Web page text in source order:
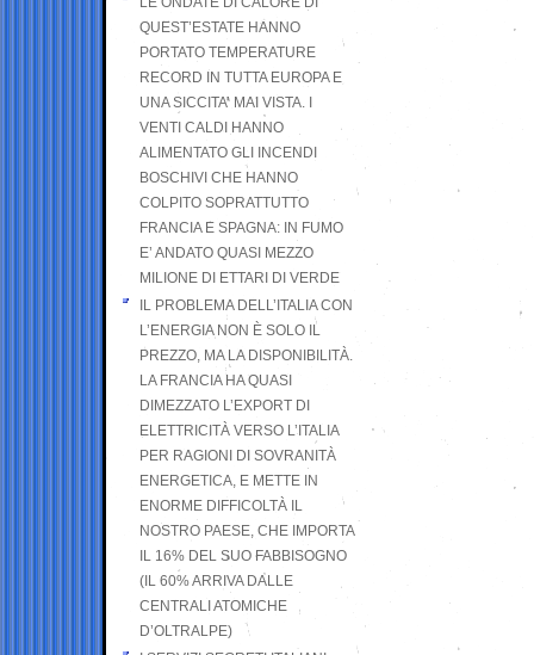
QUEST’ESTATE HANNO
PORTATO TEMPERATURE
RECORD IN TUTTA EUROPA E
UNA SICCITA’ MAI VISTA. I
VENTI CALDI HANNO
ALIMENTATO GLI INCENDI
BOSCHIVI CHE HANNO
COLPITO SOPRATTUTTO
FRANCIA E SPAGNA: IN FUMO
E’ ANDATO QUASI MEZZO
MILIONE DI ETTARI DI VERDE
IL PROBLEMA DELL’ITALIA CON
L’ENERGIA NON È SOLO IL
PREZZO, MA LA DISPONIBILITÀ.
LA FRANCIA HA QUASI
DIMEZZATO L’EXPORT DI
ELETTRICITÀ VERSO L’ITALIA
PER RAGIONI DI SOVRANITÀ
ENERGETICA, E METTE IN
ENORME DIFFICOLTÀ IL
NOSTRO PAESE, CHE IMPORTA
IL 16% DEL SUO FABBISOGNO
(IL 60% ARRIVA DALLE
CENTRALI ATOMICHE
D’OLTRALPE)